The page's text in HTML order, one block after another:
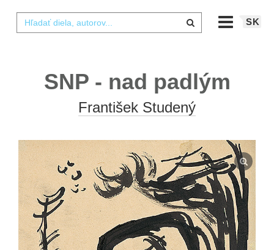
SK
SNP - nad padlým
František Studený